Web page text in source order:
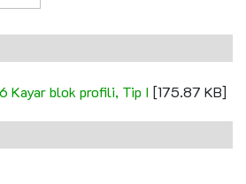
Kayar blok profili, Tip I [175.87 KB]